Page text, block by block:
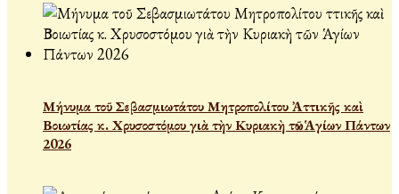
Μήνυμα τοῦ Σεβασμιωτάτου Μητροπολίτου Ἀττικῆς καὶ
Βοιωτίας κ. Χρυσοστόμου γιὰ τὴν Κυριακὴ τῶν Ἁγίων Πάντων
2026